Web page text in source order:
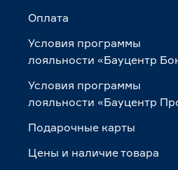
Оплата
Условия программы
лояльности «Бауцентр
Условия программы
лояльности «Бауцентр
Подарочные карты
Цены и наличие товара